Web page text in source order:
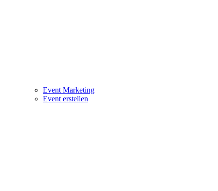
Event Marketing
Event erstellen